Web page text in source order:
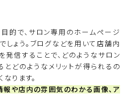
的で、サロン専用のホームページ
しょう。ブログなどを用いて店舗内
発信することで、どのようなサロン
とどのようなメリットが得られるの
ります。
報や店内の雰囲気のわかる画像、ア